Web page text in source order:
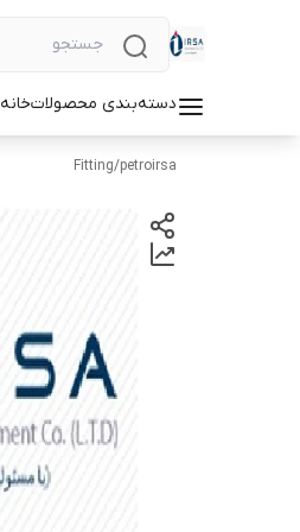
دسته‌بندی محصولاتخانه
petroirsa
/
Fitting